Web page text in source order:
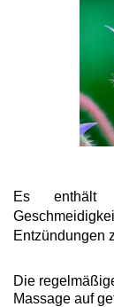
Es enthält
Entzündungen
Die
Massage auf